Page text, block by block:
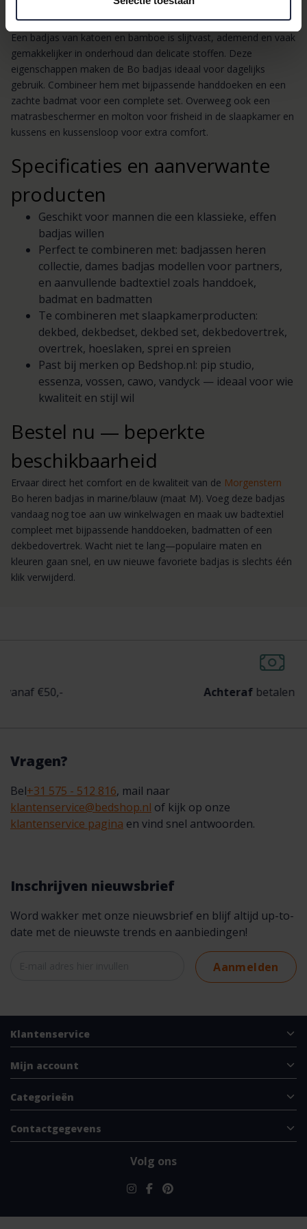
onderhoud
Een badjas van katoen en bamboe is slijtvast, ademend en vaak
gemakkelijker in onderhoud dan delicate stoffen. Deze
eigenschappen maken de Bo badjas ideaal voor dagelijks
gebruik. Combineer hem met bijpassende handdoeken en een
zachte badmat voor een complete set. Overweeg ook een
matrasbeschermer en molton voor frisheid in de slaapkamer en
kussens en kussensloop voor extra comfort.
Specificaties en aanverwante
producten
Geschikt voor mannen die een klassieke, effen
badjas willen
Perfect te combineren met: badjassen heren
collectie, dames badjas modellen voor partners,
en aanvullende badtextiel zoals handdoek,
badmat en badmatten
Te combineren met slaapkamerproducten:
dekbed, dekbedset, dekbed set, dekbedovertrek,
overtrek, hoeslaken, sprei en spreien
Past bij merken op Bedshop.nl: pip studio,
essenza, vossen, cawo, vandyck — ideaal voor wie
kwaliteit en stijl wil
Bestel nu — beperkte
beschikbaarheid
Ervaar direct het comfort en de kwaliteit van de Morgenstern
Bo heren badjas in marine/blauw (maat M). Voeg deze badjas
vandaag nog toe aan uw winkelwagen en maak uw badtextiel
compleet met bijpassende handdoeken, badmatten of een
dekbedovertrek. Wacht niet te lang—populaire maten en
kleuren gaan snel, en uw nieuwe favoriete badjas is slechts één
klik verwijderd.
betalen mogelijk
Vragen?
Bel+31 575 - 512 816, mail naar
klantenservice@bedshop.nl of kijk op onze
klantenservice pagina en vind snel antwoorden.
Inschrijven nieuwsbrief
Word wakker met onze nieuwsbrief en blijf altijd up-to-
date met de nieuwste trends en aanbiedingen!
Aanmelden
Klantenservice
Mijn account
Categorieën
Contactgegevens
Volg ons